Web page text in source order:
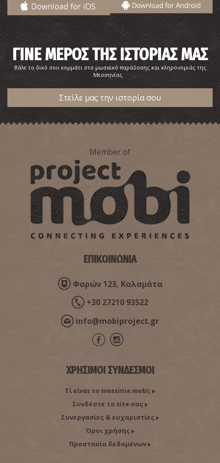
Νέστορας, ο σοφός βασιλιάς
ΑΡΧΑΙΟΙ ΧΡΟΝΟΙ
Ο τάφος του Γρύπα Πολεμιστή
ΑΡΧΑΙΟΙ ΧΡΟΝΟΙ ~8.2Km
Βρωμονέρι - Παραλία
~8.3Km
ΓΙΝΕ ΜΕΡΟΣ ΤΗΣ ΙΣΤΟΡΙΑΣ ΜΑΣ
Βάλε το δικό σου κομμάτι στο μωσαϊκό παράδοσης και κληρονομιάς της
Μεσσηνίας.
Στείλε μας την ιστορία σου
Member of
ΕΠΙΚΟΙΝΩΝΙΑ
Φαρών 123, Καλαμάτα
+30 27210 93522
info@mobiproject.gr
ΧΡΗΣΙΜΟΙ ΣΥΝΔΕΣΜΟΙ
Τί είναι το messinia.mobi;
Συνδέστε το site σας
Συνεργασίες & ευχαριστίες
Όροι χρήσης
Προστασία δεδομένων